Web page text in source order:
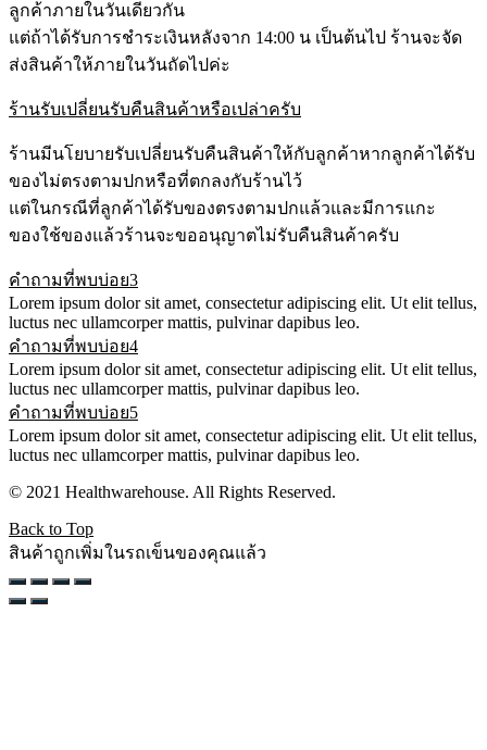
ลูกค้าภายในวันเดียวกัน
แต่ถ้าได้รับการชำระเงินหลังจาก 14:00 น เป็นต้นไป ร้านจะจัด
ส่งสินค้าให้ภายในวันถัดไปค่ะ
ร้านรับเปลี่ยนรับคืนสินค้าหรือเปล่าครับ
ร้านมีนโยบายรับเปลี่ยนรับคืนสินค้าให้กับลูกค้าหากลูกค้าได้รับ
ของไม่ตรงตามปกหรือที่ตกลงกับร้านไว้
แต่ในกรณีที่ลูกค้าได้รับของตรงตามปกแล้วและมีการแกะ
ของใช้ของแล้วร้านจะขออนุญาตไม่รับคืนสินค้าครับ
คำถามที่พบบ่อย3
Lorem ipsum dolor sit amet, consectetur adipiscing elit. Ut elit tellus,
luctus nec ullamcorper mattis, pulvinar dapibus leo.
คำถามที่พบบ่อย4
Lorem ipsum dolor sit amet, consectetur adipiscing elit. Ut elit tellus,
luctus nec ullamcorper mattis, pulvinar dapibus leo.
คำถามที่พบบ่อย5
Lorem ipsum dolor sit amet, consectetur adipiscing elit. Ut elit tellus,
luctus nec ullamcorper mattis, pulvinar dapibus leo.
© 2021 Healthwarehouse. All Rights Reserved.
Back to Top
สินค้าถูกเพิ่มในรถเข็นของคุณแล้ว